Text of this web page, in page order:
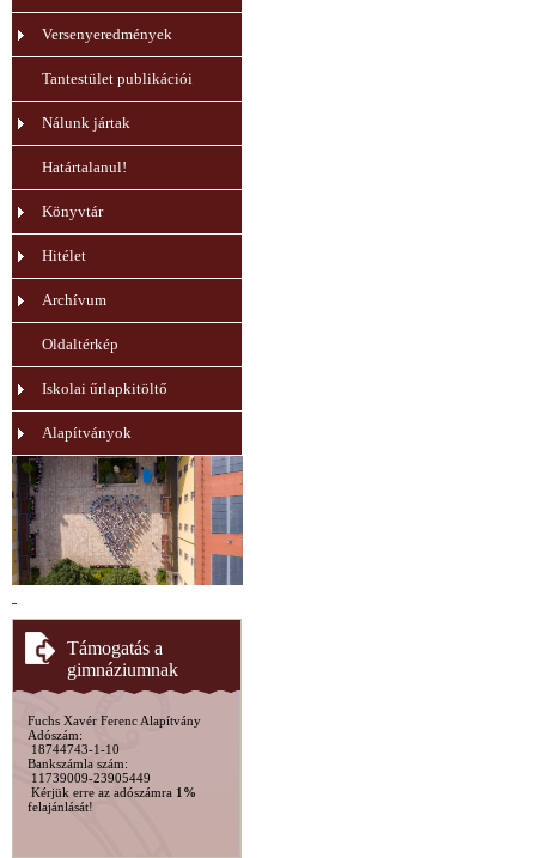
Versenyeredmények
Tantestület publikációi
Nálunk jártak
Határtalanul!
Könyvtár
Hitélet
Archívum
Oldaltérkép
Iskolai űrlapkitöltő
Alapítványok
Támogatás a
gimnáziumnak
Fuchs Xavér Ferenc Alapítvány
Adószám:
18744743-1-10
Bankszámla szám:
11739009-23905449
Kérjük erre az adószámra 1%
felajánlását!